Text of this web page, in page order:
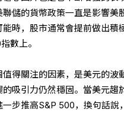
聯儲的貨幣政策一直是影響美
能時，股市通常會提前做出
數上。
值得關注的因素，是美元的波
的吸引力仍然穩固。當美元趨
一步推高S&P 500，換句話